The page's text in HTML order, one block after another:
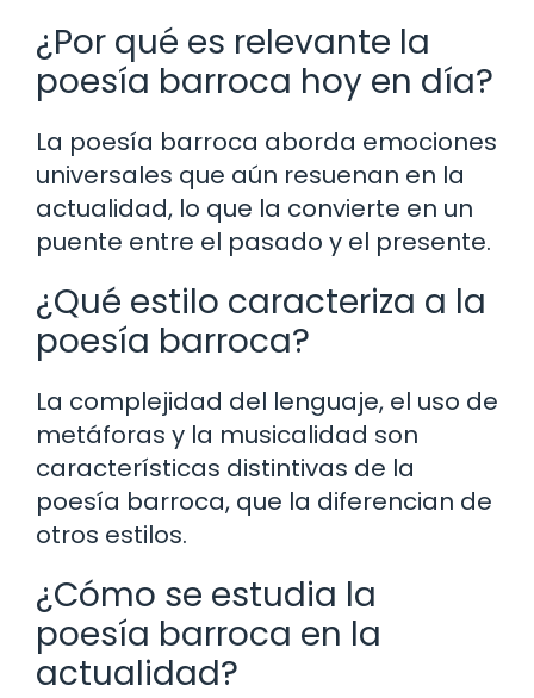
¿Por qué es relevante la
poesía barroca hoy en día?
La poesía barroca aborda emociones
universales que aún resuenan en la
actualidad, lo que la convierte en un
puente entre el pasado y el presente.
¿Qué estilo caracteriza a la
poesía barroca?
La complejidad del lenguaje, el uso de
metáforas y la musicalidad son
características distintivas de la
poesía barroca, que la diferencian de
otros estilos.
¿Cómo se estudia la
poesía barroca en la
actualidad?